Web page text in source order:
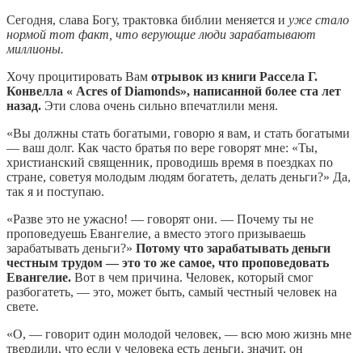
Сегодня, слава Богу, трактовка библии меняется и уже стало
нормой тот факт, что верующие люди зарабатывают
миллионы.
Хочу процитировать Вам отрывок из книги Рассела Г.
Конвелла « Acres of Diamonds», написанной более ста лет
назад. Эти слова очень сильно впечатлили меня.
«Вы должны стать богатыми, говорю я вам, и стать богатыми
— ваш долг. Как часто братья по вере говорят мне: «Ты,
христианский священник, проводишь время в поездках по
стране, советуя молодым людям богатеть, делать деньги?» Да,
так я и поступаю.
«Разве это не ужасно! — говорят они. — Почему ты не
проповедуешь Евангелие, а вместо этого призываешь
зарабатывать деньги?» Потому что зарабатывать деньги
честным трудом — это то же самое, что проповедовать
Евангелие. Вот в чем причина. Человек, который смог
разбогатеть, — это, может быть, самый честный человек на
свете.
«О, — говорит один молодой человек, — всю мою жизнь мне
твердили, что если у человека есть деньги, значит, он